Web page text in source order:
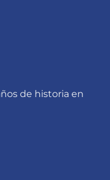
de historia en